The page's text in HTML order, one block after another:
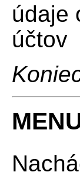
údaje
účtov